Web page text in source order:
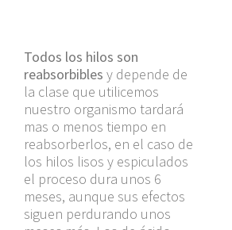
Todos los hilos son
reabsorbibles y depende de
la clase que utilicemos
nuestro organismo tardará
mas o menos tiempo en
reabsorberlos, en el caso de
los hilos lisos y espiculados
el proceso dura unos 6
meses, aunque sus efectos
siguen perdurando unos